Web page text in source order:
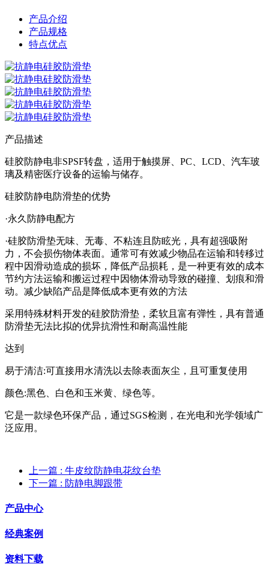
产品介绍
产品规格
特点优点
产品描述
硅胶防静电非SPSF转盘，适用于触摸屏、PC、LCD、汽车玻
璃及精密医疗设备的运输与储存。
硅胶防静电防滑垫的优势
·永久防静电配方
·硅胶防滑垫无味、无毒、不粘连且防眩光，具有超强吸附
力，不会损伤物体表面。通常可有效减少物品在运输和转移过
程中因滑动造成的损坏，降低产品损耗，是一种更有效的成本
节约方法运输和搬运过程中因物体滑动导致的碰撞、划痕和滑
动。减少缺陷产品是降低成本更有效的方法
采用特殊材料开发的硅胶防滑垫，柔软且富有弹性，具有普通
防滑垫无法比拟的优异抗滑性和耐高温性能
达到
易于清洁:可直接用水清洗以去除表面灰尘，且可重复使用
颜色:黑色、白色和玉米黄、绿色等。
它是一款绿色环保产品，通过SGS检测，在光电和光学领域广
泛应用。
上一篇 : 牛皮纹防静电花纹台垫
下一篇 : 防静电脚跟带
产品中心
经典案例
资料下载